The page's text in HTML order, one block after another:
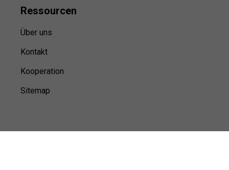
Ressourcen
Über uns
Kontakt
Kooperation
Sitemap